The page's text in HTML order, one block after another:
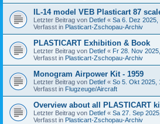
IL-14 model VEB Plasticart 87
Letzter Beitrag von Detlef « Sa 6. Dez 2025,
Verfasst in Plasticart-Zschopau-Archiv
PLASTICART Exhibition & Book
Letzter Beitrag von Detlef « Fr 28. Nov
Verfasst in Plasticart-Zschopau-Archiv
Monogram Airpower Kit - 1959
Letzter Beitrag von Detlef « So 5. Okt 2025,
Verfasst in Flugzeuge/Aircraft
Overview about all PLASTICART
Letzter Beitrag von Detlef « Sa 27. Sep
Verfasst in Plasticart-Zschopau-Archiv